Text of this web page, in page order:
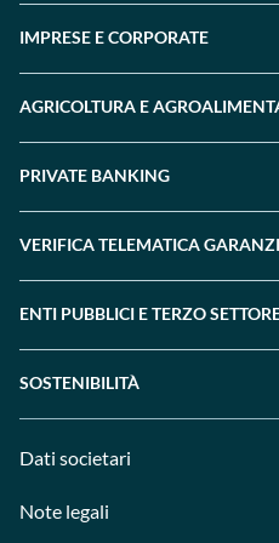
IMPRESE E CORPORATE
AGRICOLTURA E
PRIVATE BANKING
VERIFICA TELEMATICA
ENTI PUBBLICI E TERZO
SOSTENIBILITÀ
Dati societari
Note legali